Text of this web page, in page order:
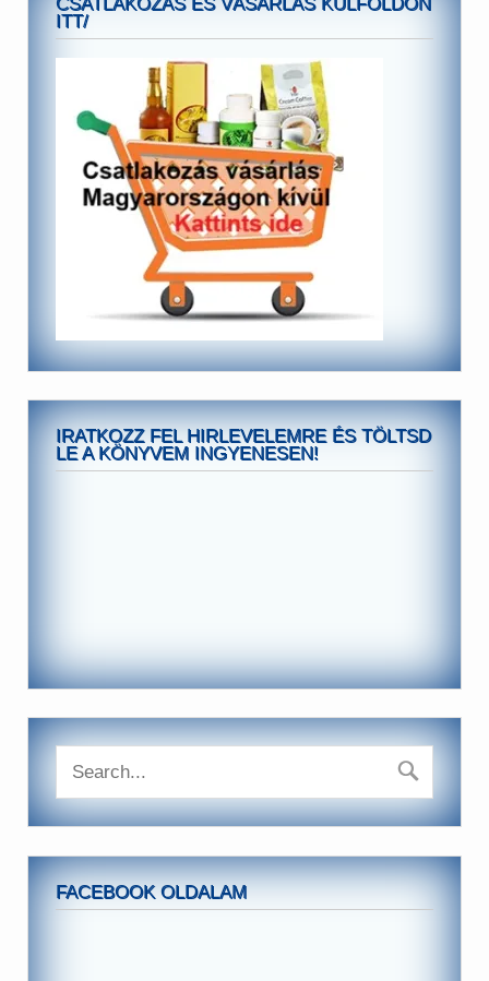
ITT/
IRATKOZZ FEL HIRLEVELEMRE ÉS TÖLTSD
LE A KÖNYVEM INGYENESEN!
FACEBOOK OLDALAM